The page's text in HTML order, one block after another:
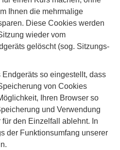
Ihnen die mehrmalige
Diese Cookies werden
wieder vom
gelöscht (sog. Sitzungs-
Endgeräts so eingestellt, dass
von Cookies
Ihren Browser so
und Verwendung
den Einzelfall ablehnt. In
der Funktionsumfang unserer